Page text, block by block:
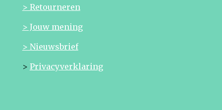
> Retourneren
> Jouw mening
> Nieuwsbrief
> Privacyverklaring